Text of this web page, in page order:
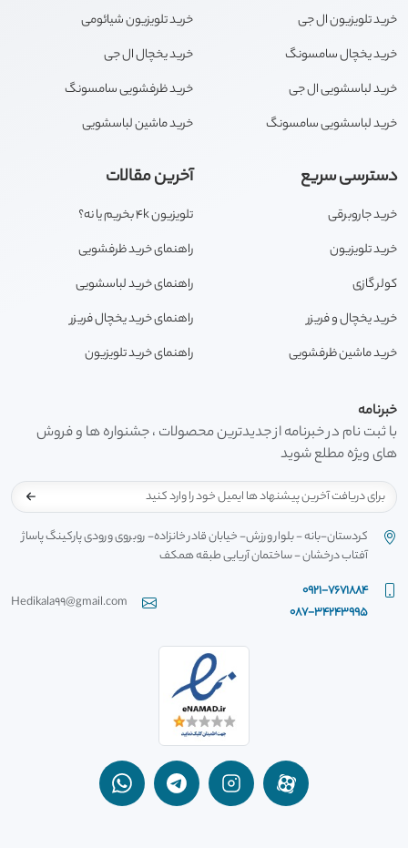
خرید تلویزیون ال جی
خرید یخچال سامسونگ
خرید لباسشویی ال جی
خرید لباسشویی سامسونگ
خرید تلویزیون شیائومی
خرید یخچال ال جی
خرید ظرفشویی سامسونگ
خرید ماشین لباسشویی
دسترسی سریع
خرید جاروبرقی
خرید تلویزیون
کولر گازی
خرید یخچال و فریزر
خرید ماشین ظرفشویی
آخرین مقالات
تلویزیون 4k بخریم یا نه؟
راهنمای خرید ظرفشویی
راهنمای خرید لباسشویی
راهنمای خرید یخچال فریزر
راهنمای خرید تلویزیون
خبرنامه
با ثبت نام در خبرنامه از جدیدترین محصولات ، جشنواره ها و فروش
های ویژه مطلع شوید
کردستان-بانه - بلوار ورزش- خیابان قادر خانزاده- روبروی ورودی پارکینگ پاساژ
آفتاب درخشان - ساختمان آریایی طبقه همکف
0921-7671884
087-34243995
Hedikala99@gmail.com